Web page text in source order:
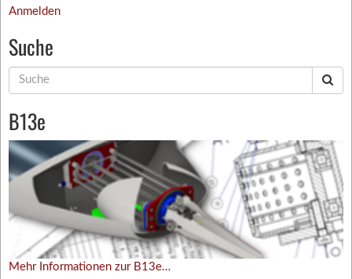
Anmelden
Suche
Suche
nach:
B13e
Mehr Informationen zur B13e…